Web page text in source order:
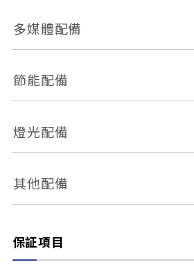
ABS防鎖死
車道偏離警示
自動停車系統
倒車雷達
皮椅
無
多媒體配備
外部音源接入
節能配備
引擎啟閉系統
燈光配備
感應頭燈
頭燈光源
其他配備
保証項目